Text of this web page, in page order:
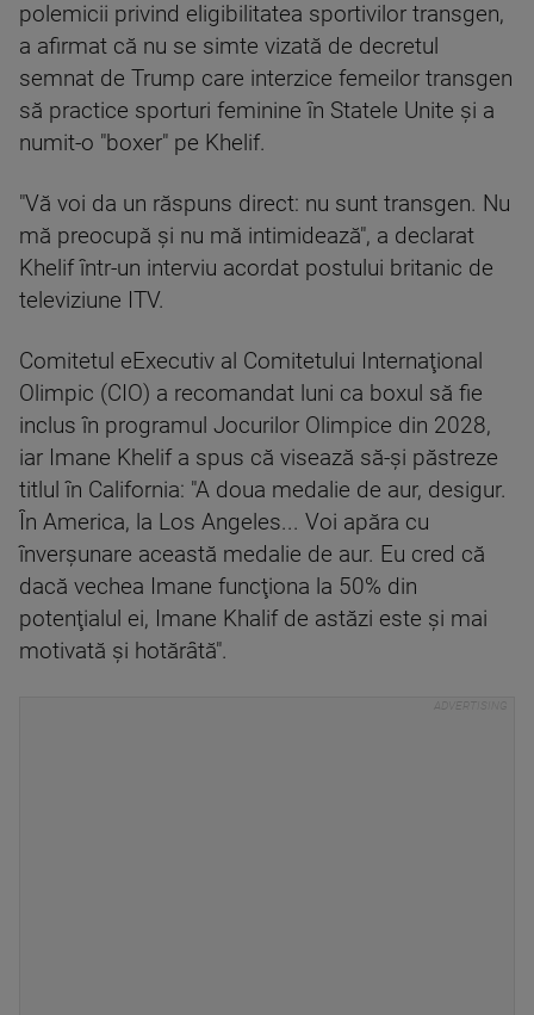
polemicii privind eligibilitatea sportivilor transgen,
a afirmat că nu se simte vizată de decretul
semnat de Trump care interzice femeilor transgen
să practice sporturi feminine în Statele Unite şi a
numit-o "boxer" pe Khelif.
"Vă voi da un răspuns direct: nu sunt transgen. Nu
mă preocupă şi nu mă intimidează", a declarat
Khelif într-un interviu acordat postului britanic de
televiziune ITV.
Comitetul eExecutiv al Comitetului Internaţional
Olimpic (CIO) a recomandat luni ca boxul să fie
inclus în programul Jocurilor Olimpice din 2028,
iar Imane Khelif a spus că visează să-şi păstreze
titlul în California: "A doua medalie de aur, desigur.
În America, la Los Angeles... Voi apăra cu
înverşunare această medalie de aur. Eu cred că
dacă vechea Imane funcţiona la 50% din
potenţialul ei, Imane Khalif de astăzi este şi mai
motivată şi hotărâtă".